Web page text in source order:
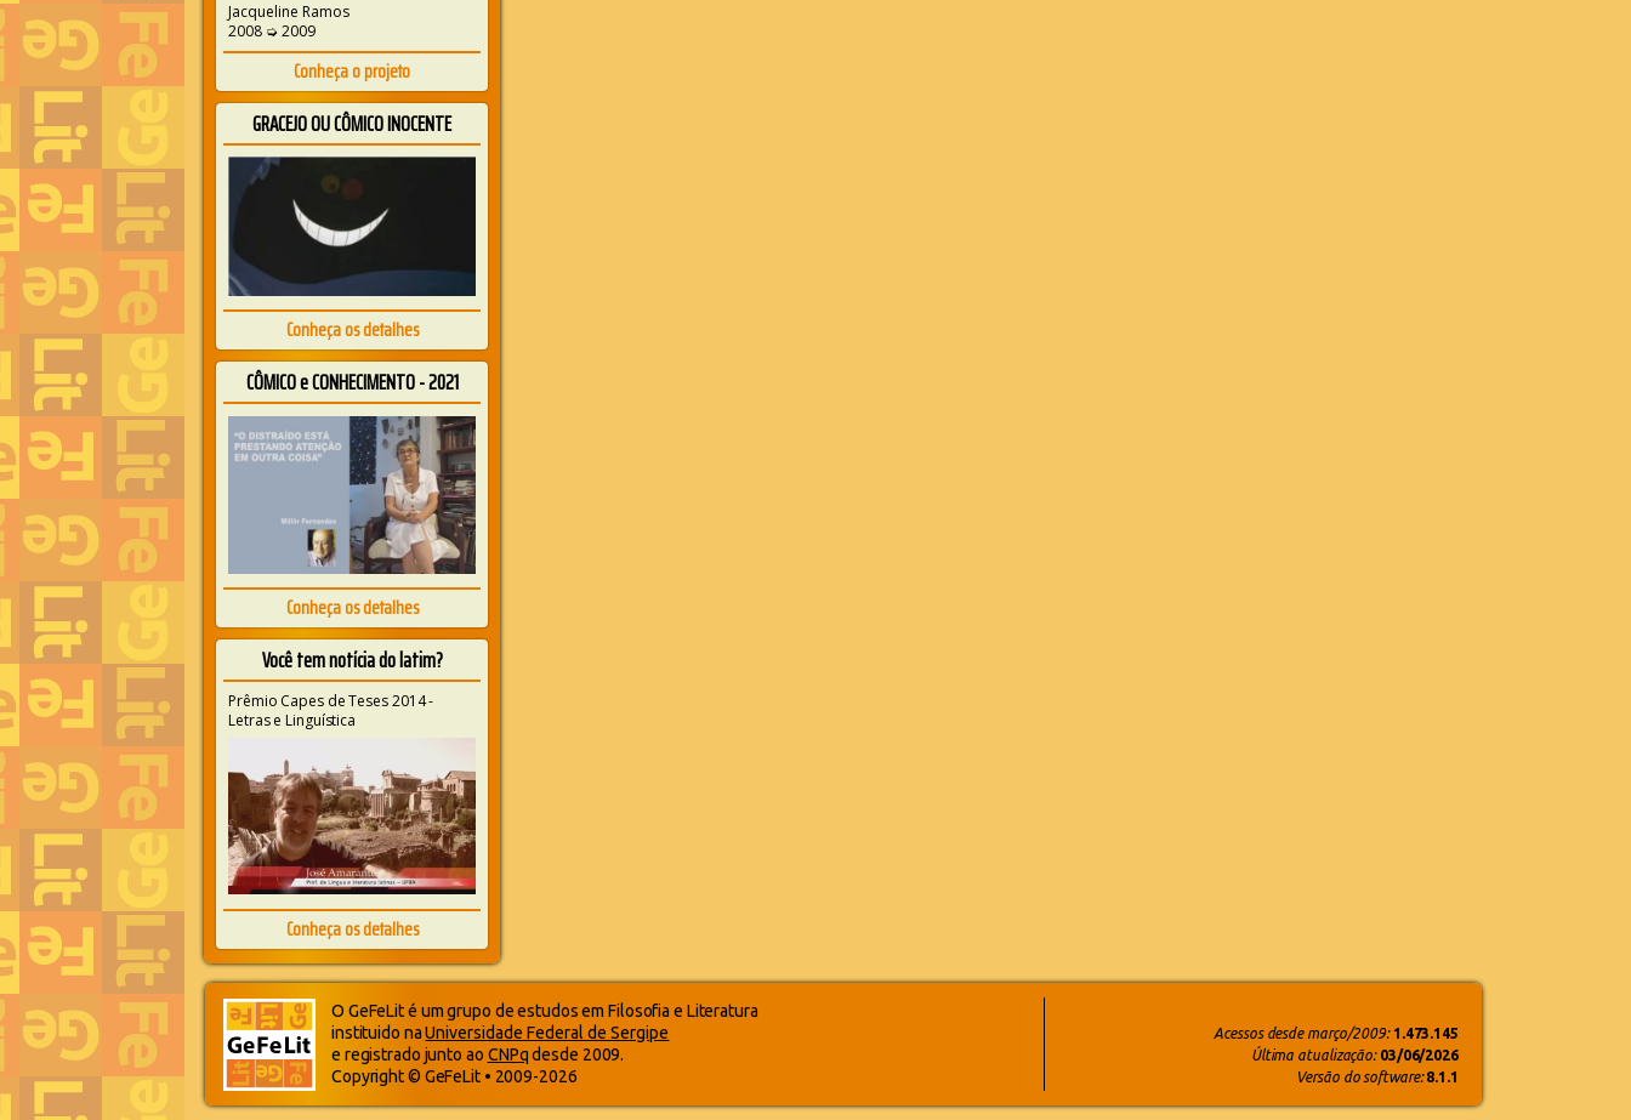
Jacqueline Ramos
2008 ➭ 2009
Conheça o projeto
GRACEJO OU CÔMICO INOCENTE
Conheça os detalhes
CÔMICO e CONHECIMENTO - 2021
Conheça os detalhes
Você tem notícia do latim?
Prêmio Capes de Teses 2014 -
Letras e Linguística
Conheça os detalhes
O GeFeLit é um grupo de estudos em Filosofia e Literatura
instituido naUniversidade Federal de Sergipe
e registrado junto ao CNPqdesde 2009.
Copyright © GeFeLit • 2009-2026
Acessos desde março/2009: 1.473.145
Última atualização: 03/06/2026
Versão do software: 8.1.1